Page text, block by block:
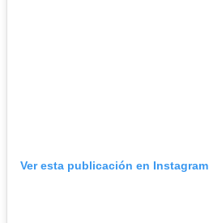
Ver esta publicación en Instagram